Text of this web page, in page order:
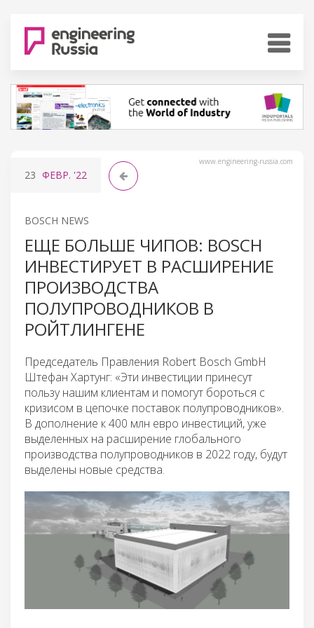
www.engineering-russia.com
23 ФЕВР. '22
BOSCH NEWS
ЕЩЕ БОЛЬШЕ ЧИПОВ: BOSCH
ИНВЕСТИРУЕТ В РАСШИРЕНИЕ
ПРОИЗВОДСТВА
ПОЛУПРОВОДНИКОВ В
РОЙТЛИНГЕНЕ
Председатель Правления Robert Bosch GmbH
Штефан Хартунг: «Эти инвестиции принесут
пользу нашим клиентам и помогут бороться с
кризисом в цепочке поставок полупроводников».
В дополнение к 400 млн евро инвестиций, уже
выделенных на расширение глобального
производства полупроводников в 2022 году, будут
выделены новые средства.